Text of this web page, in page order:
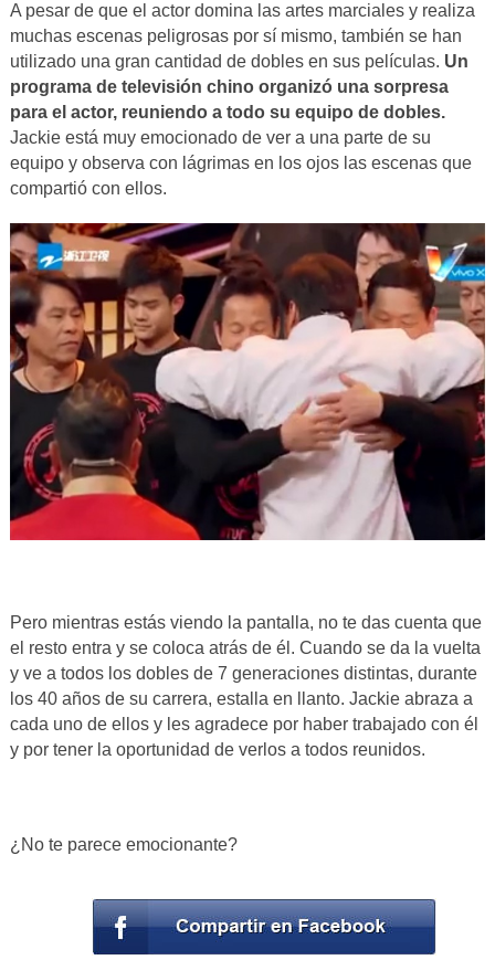
A pesar de que el actor domina las artes marciales y realiza
muchas escenas peligrosas por sí mismo, también se han
utilizado una gran cantidad de dobles en sus películas. Un
programa de televisión chino organizó una sorpresa
para el actor, reuniendo a todo su equipo de dobles.
Jackie está muy emocionado de ver a una parte de su
equipo y observa con lágrimas en los ojos las escenas que
compartió con ellos.
Pero mientras estás viendo la pantalla, no te das cuenta que
el resto entra y se coloca atrás de él. Cuando se da la vuelta
y ve a todos los dobles de 7 generaciones distintas, durante
los 40 años de su carrera, estalla en llanto. Jackie abraza a
cada uno de ellos y les agradece por haber trabajado con él
y por tener la oportunidad de verlos a todos reunidos.
¿No te parece emocionante?